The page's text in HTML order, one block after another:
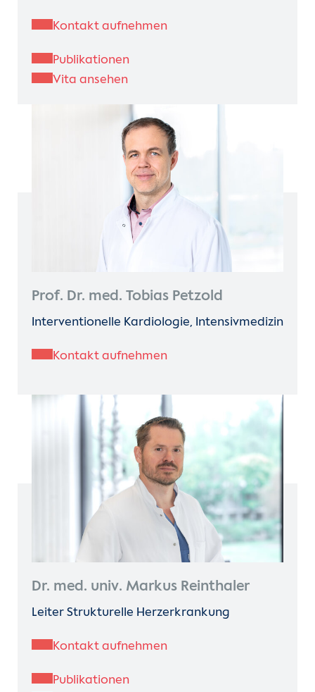
Kontakt aufnehmen
Publikationen
Vita ansehen
Prof. Dr. med. Tobias Petzold
Interventionelle Kardiologie, Intensivmedizin
Kontakt aufnehmen
Dr. med. univ. Markus Reinthaler
Leiter Strukturelle Herzerkrankung
Kontakt aufnehmen
Publikationen